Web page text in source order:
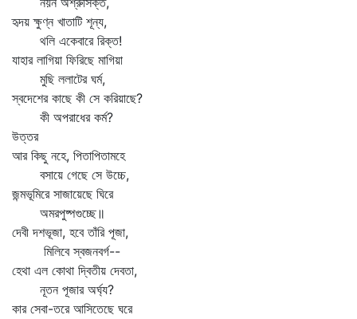
হৃদয় ক্ষুণ্ন খাতাটি শূন্য,
থলি একেবারে রিক্ত!
যাহার লাগিয়া ফিরিছে মাগিয়া
মুছি ললাটের ঘর্ম,
স্বদেশের কাছে কী সে করিয়াছে?
কী অপরাধের কর্ম?
উত্তর
আর কিছু নহে, পিতাপিতামহে
বসায়ে গেছে সে উচ্চে,
জন্মভূমিরে সাজায়েছে ঘিরে
অমরপুষ্পগুচ্ছে॥
দেবী দশভূজা, হবে তাঁরি পূজা,
মিলিবে স্বজনবর্গ--
হেথা এল কোথা দ্বিতীয় দেবতা,
নূতন পূজার অর্ঘ্য?
কার সেবা-তরে আসিতেছে ঘরে